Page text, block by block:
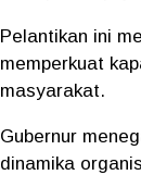
Pelantikan ini
memperkuat
masyarakat.
Gubernur
dinamika